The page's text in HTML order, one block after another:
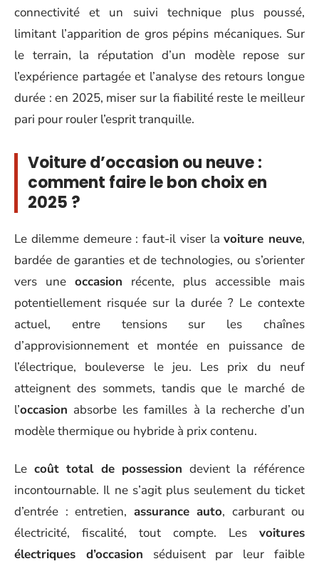
connectivité et un suivi technique plus poussé,
limitant l’apparition de gros pépins mécaniques. Sur
le terrain, la réputation d’un modèle repose sur
l’expérience partagée et l’analyse des retours longue
durée : en 2025, miser sur la fiabilité reste le meilleur
pari pour rouler l’esprit tranquille.
Voiture d’occasion ou neuve :
comment faire le bon choix en
2025 ?
Le dilemme demeure : faut-il viser lavoiture neuve,
bardée de garanties et de technologies, ou s’orienter
vers une occasion récente, plus accessible mais
potentiellement risquée sur la durée ? Le contexte
actuel, entre tensions sur les chaînes
d’approvisionnement et montée en puissance de
l’électrique, bouleverse le jeu. Les prix du neuf
atteignent des sommets, tandis que le marché de
l’occasion absorbe les familles à la recherche d’un
modèle thermique ou hybride à prix contenu.
Le coût total de possession devient la référence
incontournable. Il ne s’agit plus seulement du ticket
d’entrée : entretien, assurance auto, carburant ou
électricité, fiscalité, tout compte. Les voitures
électriques d’occasion séduisent par leur faible